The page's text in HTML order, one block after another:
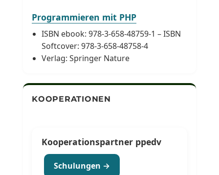
Programmieren mit PHP
ISBN ebook: 978-3-658-48759-1 – ISBN
Softcover: 978-3-658-48758-4
Verlag: Springer Nature
KOOPERATIONEN
Kooperationspartner ppedv
Schulungen →